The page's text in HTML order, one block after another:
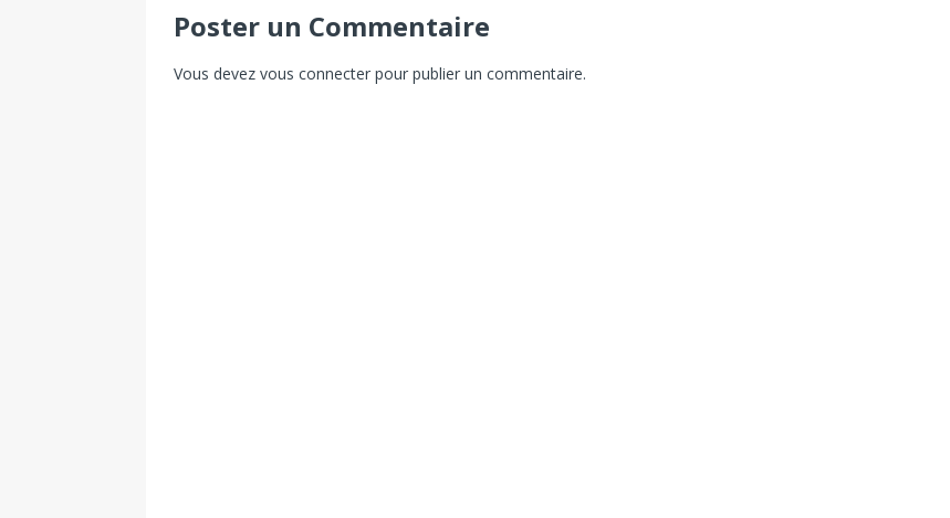
Poster un Commentaire
Vous devez vous connecter pour publier un commentaire.